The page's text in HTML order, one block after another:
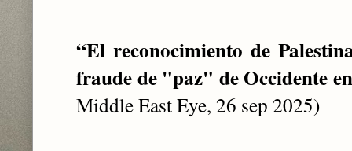
“El reconocimiento de
fraude de "paz" de Occidente
Middle East Eye, 26 sep 2025)